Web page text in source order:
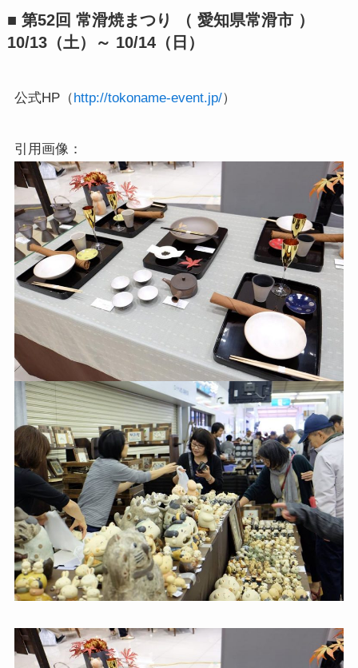
■ 第52回 常滑焼まつり （ 愛知県常滑市 ）
10/13（土）～ 10/14（日）
公式HP（ http://tokoname-event.jp/）
引用画像：